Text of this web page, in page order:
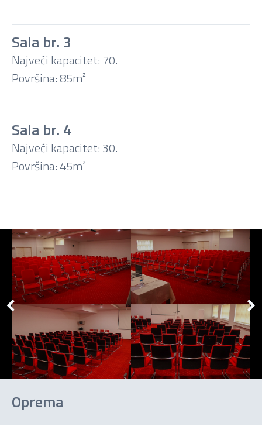
oblik
Banket
Koktel
Sala br. 3
Najveći kapacitet: 70.
Površina: 85m²
Sala br. 4
Najveći kapacitet: 30.
Površina: 45m²
Oprema